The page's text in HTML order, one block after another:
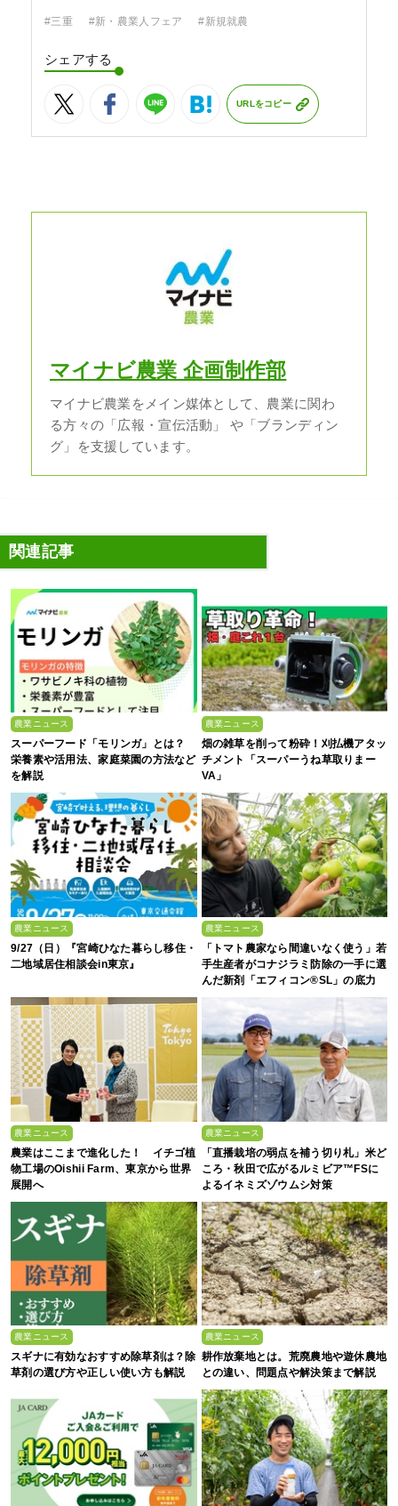
#三重 #新・農業人フェア #新規就農
シェアする
URLをコピー
マイナビ農業 企画制作部
マイナビ農業をメイン媒体として、農業に関わ
る方々の「広報・宣伝活動」 や「ブランディン
グ」を支援しています。
関連記事
農業ニュース
スーパーフード「モリンガ」とは？
栄養素や活用法、家庭菜園の方法など
を解説
農業ニュース
畑の雑草を削って粉砕！刈払機アタッ
チメント「スーパーうね草取りまー
VA」
農業ニュース
9/27（日）『宮崎ひなた暮らし移住・
二地域居住相談会in東京』
農業ニュース
「トマト農家なら間違いなく使う」若
手生産者がコナジラミ防除の一手に選
んだ新剤「エフィコン®SL」の底力
農業ニュース
農業はここまで進化した！ イチゴ植
物工場のOishii Farm、東京から世界
展開へ
農業ニュース
「直播栽培の弱点を補う切り札」米ど
ころ・秋田で広がるルミビア™FSに
よるイネミズゾウムシ対策
農業ニュース
スギナに有効なおすすめ除草剤は？除
草剤の選び方や正しい使い方も解説
農業ニュース
耕作放棄地とは。荒廃農地や遊休農地
との違い、問題点や解決策まで解説